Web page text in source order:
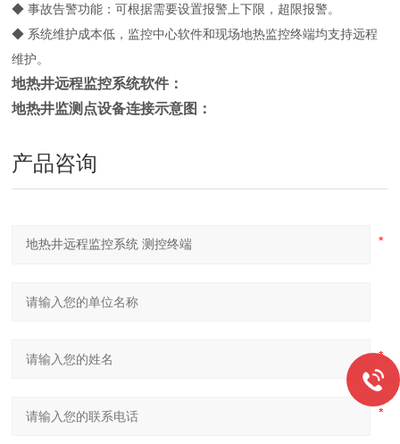
◆ 事故告警功能：可根据需要设置报警上下限，超限报警。
◆ 系统维护成本低，监控中心软件和现场地热监控终端均支持远程
维护。
地热井远程监控系统软件：
地热井监测点设备连接示意图：
产品咨询